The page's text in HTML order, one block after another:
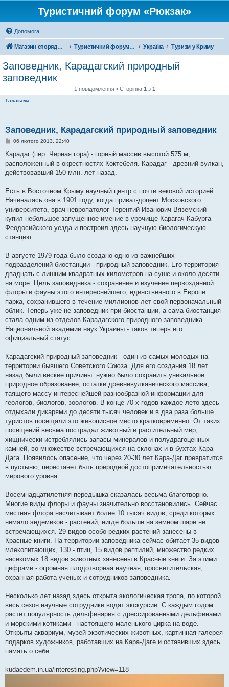
Туристичний форум «Рюкзак»
Допомога
Магазин спорядження Туристичний форум «Рюкзак» Україна Туризм у Криму
Заповедник, Карадагский природный
заповедник
1 повідомлення • Сторінка 1 з 1
Талакама
Заповедник, Карадагский природный заповедник
П
в
д
о
е
н
я
06 лютого 2013, 22:40
Карадаг (пер. Черная гора) - горный массив высотой 575 м,
расположенный в окрестностях Коктебеля. Карадаг - древний вулкан,
действовавший 150 млн. лет назад.
Есть в Восточном Крыму научный центр с почти вековой историей.
Начиналась она в 1901 году, когда приват-доцент Московского
университета, врач-невропатолог Терентий Иванович Вяземский
купил небольшое запущенное имение в урочище Карагач-Кабурга
Феодосийского уезда и построил здесь научную биологическую
станцию.
В августе 1979 года было создано одно из важнейших
подразделений биостанции - природный заповедник. Его территория -
двадцать с лишним квадратных километров на суше и около десяти
на море. Цель заповедника - сохранение и изучение первозданной
флоры и фауны этого интереснейшего, единственного в Европе
парка, сохранившего в течение миллионов лет свой первоначальный
облик. Теперь уже не заповедник при биостанции, а сама биостанция
стала одним из отделов Карадагского природного заповедника
Национальной академии наук Украины - таков теперь его
официальный статус.
Карадагский природный заповедник - один из самых молодых на
территории бывшего Советского Союза. Для его создания 18 лет
назад были веские причины: нужно было сохранить уникальное
природное образование, остатки древневулканического массива,
таящего массу интереснейшей разнообразной информации для
геологов, биологов, зоологов. В конце 70-х годов каждое лето здесь
отдыхали дикарями до десяти тысяч человек и в два раза больше
туристов посещали это живописное место кратковременно. От таких
посещений весьма пострадал животный и растительный мир,
хищнически истреблялись запасы минералов и полудрагоценных
камней, во множестве встречающихся на склонах и в бухтах Кара-
Дага. Появилось опасение, что через 20-30 лет Кара-Даг превратится
в пустыню, перестанет быть природной достопримечательностью
мирового уровня.
Восемнадцатилетняя передышка сказалась весьма благотворно.
Многие виды флоры и фауны значительно восстановились. Сейчас
местная флора насчитывает более 10 тысяч видов, среди которых
немало эндемиков - растений, нигде больше на земном шаре не
встречающихся. 29 видов особо редких растений занесены в
Красные книги. На территории заповедника сейчас обитает 35 видов
млекопитающих, 130 - птиц, 15 видов рептилий, множество редких
насекомых.18 видов животных занесены в Красные книги. За этими
цифрами - огромная плодотворная научная, просветительская,
охранная работа ученых и сотрудников заповедника.
Несколько лет назад здесь открыта экологическая тропа, по которой
весь сезон научные сотрудники водят экскурсии. С каждым годом
растет популярность дельфинария с дрессированными дельфинами
и морскими котиками - настоящего маленького цирка на воде.
Открыты аквариум, музей экзотических животных, картинная галерея
подарков художников, работавших на Кара-Даге и оставивших здесь
память о себе.
kudaedem.in.ua/interesting.php?view=118